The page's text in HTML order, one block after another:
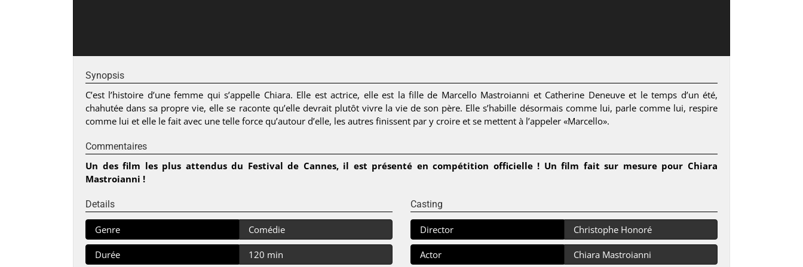
Synopsis
C’est l’histoire d’une femme qui s’appelle Chiara. Elle est actrice, elle est la fille de Marcello Mastroianni et Catherine Deneuve et le temps d’un été,
chahutée dans sa propre vie, elle se raconte qu’elle devrait plutôt vivre la vie de son père. Elle s’habille désormais comme lui, parle comme lui, respire
comme lui et elle le fait avec une telle force qu’autour d’elle, les autres finissent par y croire et se mettent à l’appeler «Marcello».
Commentaires
Un des film les plus attendus du Festival de Cannes, il est présenté en compétition officielle ! Un film fait sur mesure pour Chiara
Mastroianni !
Details
Genre Comédie
Durée 120 min
Casting
Director Christophe Honoré
Actor Chiara Mastroianni